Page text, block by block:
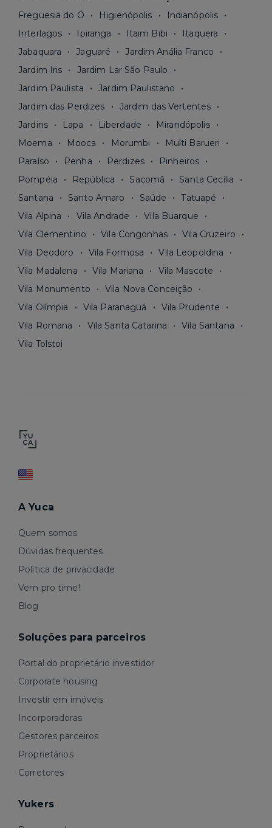
Freguesia do Ó
Higienópolis
Indianópolis
Interlagos
Ipiranga Itaim Bibi
Itaquera
Jabaquara
Jaguaré
Jardim Anália Franco
Jardim Iris
Jardim Lar São Paulo
Jardim Paulista
Jardim Paulistano
Jardim das Perdizes
Jardim das Vertentes
Jardins
Lapa Liberdade
Mirandópolis
Moema
Mooca Morumbi
Multi Barueri
Paraíso
Penha Perdizes
Pinheiros
Pompéia
República Sacomã
Santa Cecília
Santana
Santo Amaro Saúde
Tatuapé
Vila Alpina
Vila Andrade
Vila Buarque
Vila Clementino
Vila Congonhas
Vila Cruzeiro
Vila Deodoro
Vila Formosa
Vila Leopoldina
Vila Madalena
Vila Mariana
Vila Mascote
Vila Monumento
Vila Nova Conceição
Vila Olímpia
Vila Paranaguá
Vila Prudente
Vila Romana
Vila Santa Catarina
Vila Santana
Vila Tolstoi
A Yuca
Quem somos
Dúvidas frequentes
Política de privacidade
Vem pro time!
Blog
Soluções para parceiros
Portal do proprietário investidor
Corporate housing
Investir em imóveis
Incorporadoras
Gestores parceiros
Proprietários
Corretores
Yukers